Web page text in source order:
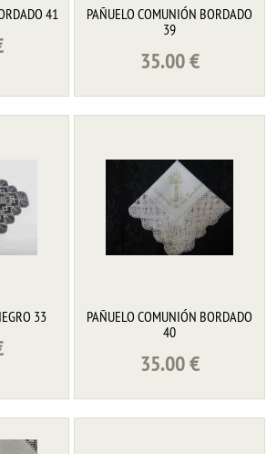
41
PAÑUELO COMUNIÓN BORDADO
39
35.00€
33
PAÑUELO COMUNIÓN BORDADO
40
35.00€